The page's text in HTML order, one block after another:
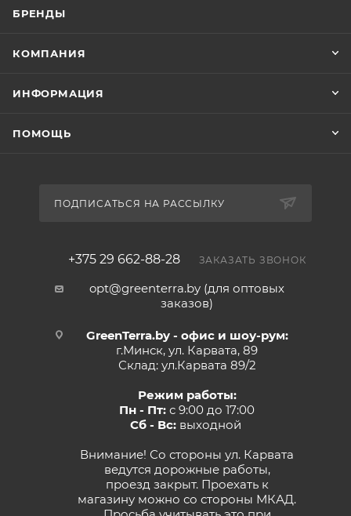
БРЕНДЫ
КОМПАНИЯ
ИНФОРМАЦИЯ
ПОМОЩЬ
ПОДПИСАТЬСЯ НА РАССЫЛКУ
+375 29 662-88-28 ЗАКАЗАТЬ ЗВОНОК
opt@greenterra.by (для оптовых
заказов)
GreenTerra.by - офис и шоу-рум:
г.Минск, ул. Карвата, 89
Склад: ул.Карвата 89/2
Режим работы:
Пн - Пт: с 9:00 до 17:00
Сб - Вс:выходной
Внимание! Со стороны ул. Карвата
ведутся дорожные работы,
проезд закрыт. Проехать к
магазину можно со стороны МКАД.